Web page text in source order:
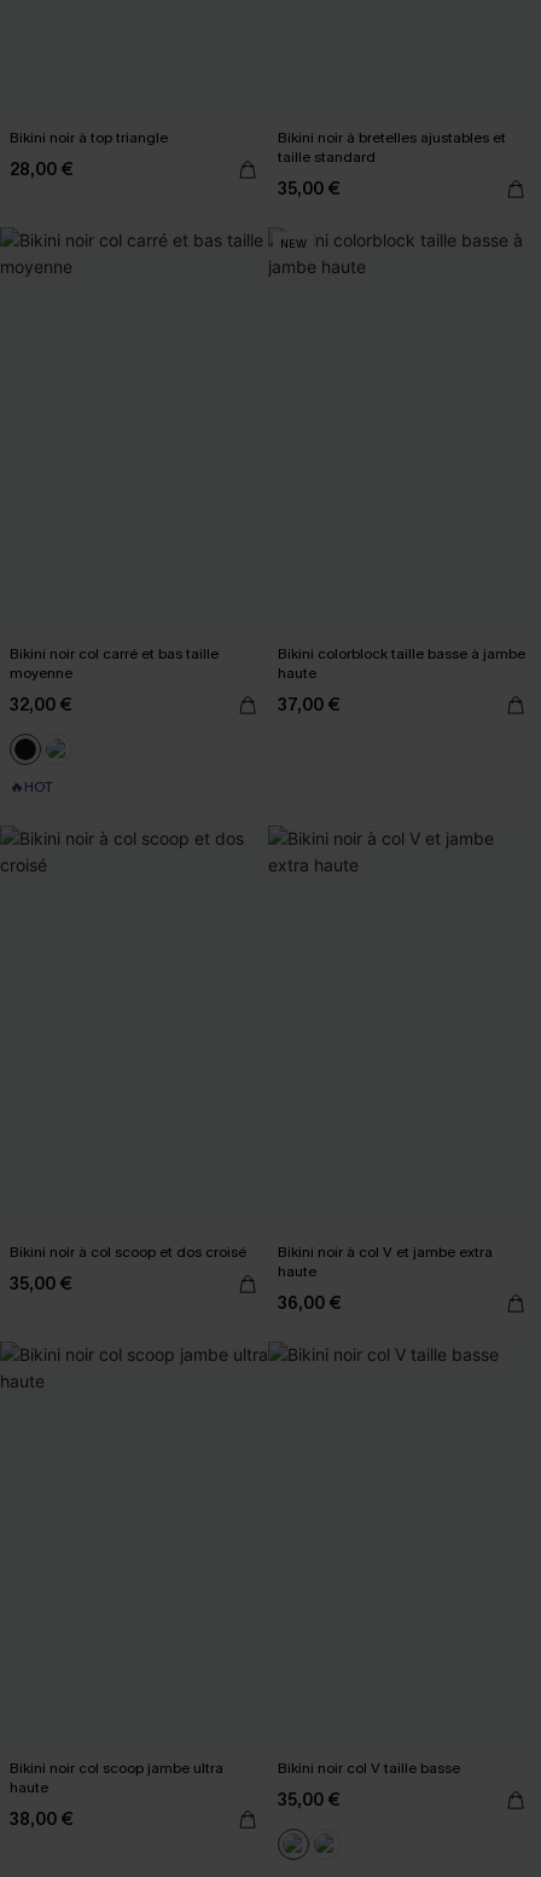
Bikini noir à top triangle
28,00 €
Bikini noir à bretelles ajustables et
taille standard
35,00 €
Bikini noir col carré et bas taille
moyenne
32,00 €
🔥HOT
NEW
Bikini colorblock taille basse à jambe
haute
37,00 €
Bikini noir à col scoop et dos croisé
35,00 €
Bikini noir à col V et jambe extra
haute
36,00 €
Bikini noir col scoop jambe ultra
haute
38,00 €
Bikini noir col V taille basse
35,00 €